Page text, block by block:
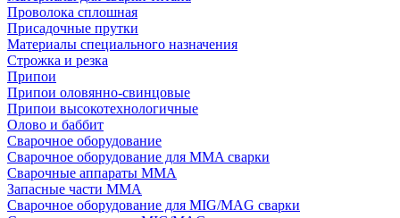
Проволока сплошная
Присадочные прутки
Материалы специального назначения
Строжка и резка
Припои
Припои оловянно-свинцовые
Припои высокотехнологичные
Олово и баббит
Сварочное оборудование
Сварочное оборудование для MMA сварки
Сварочные аппараты MMA
Запасные части MMA
Сварочное оборудование для MIG/MAG сварки